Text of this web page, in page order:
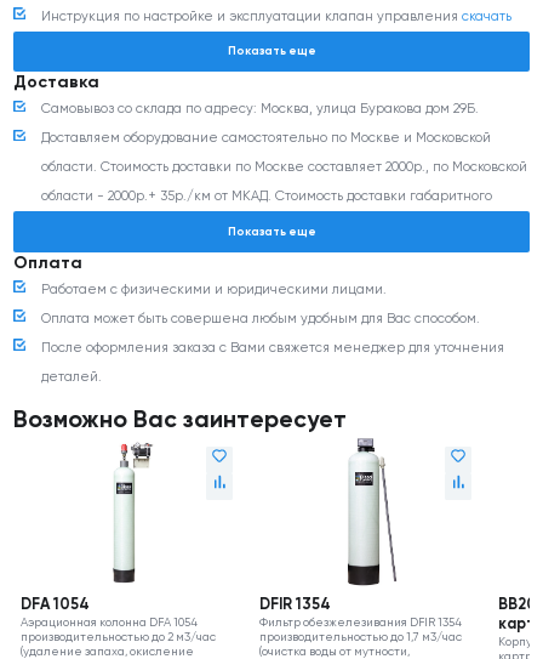
Инструкция по настройке и эксплуатации клапан управления скачать
Инструкция на фильтр дисковыйскачать
Инструкция по эксплуатации фильтра патронногоскачать
Декларация соответствияскачать
Сертификат соответствияскачать
Санитарно-эпидемиологическое и гигиеническое заключениескачать
Показать еще
Доставка
Самовывоз со склада по адресу: Москва, улица Буракова дом 29Б.
Доставляем оборудование самостоятельно по Москве и Московской
области. Стоимость доставки по Москве составляет 2000р., по Московской
области - 2000р.+ 35р./км от МКАД. Стоимость доставки габаритного
оборудования (более 350 кг и/или 0,8 м3) согласовывается с
менеджером дополнительно.
Доставка оборудования транспортными компаниями: Деловые линии,
ПЭК, CDEK и любыми другими ТК (по согласованию). Стоимость доставки
можно рассчитать на сайте транспортной компании. Доставка до
терминала транспортной компании в г. Москве негабаритного
Показать еще
Оплата
Работаем с физическими и юридическими лицами.
Оплата может быть совершена любым удобным для Вас способом.
После оформления заказа с Вами свяжется менеджер для уточнения
деталей.
Возможно Вас заинтересует
DFA 1054
Аэрационная колонна DFA 1054
производительностью до 2 м3/час
(удаление запаха, окисление
DFIR 1354
Фильтр обезжелезивания DFIR 1354
производительностью до 1,7 м3/час
(очистка воды от мутности,
Корпус